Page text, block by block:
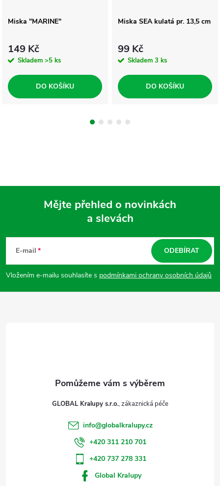
Miska "MARINE"
149 Kč
Skladem >5 ks
DO KOŠÍKU
Miska SEA kulatá pr. 13,5 cm
99 Kč
Skladem 3 ks
DO KOŠÍKU
p
a
Mějte přehled o novinkách
a slevách
E-mail
Vložením e-mailu souhlasíte s podmínkami ochrany osobních údajů
ODEBÍRAT
GLOBAL Kralupy s.r.o.
info@globalkralupy.cz
+420 311 210 701
+420 737 278 331
Global Kralupy